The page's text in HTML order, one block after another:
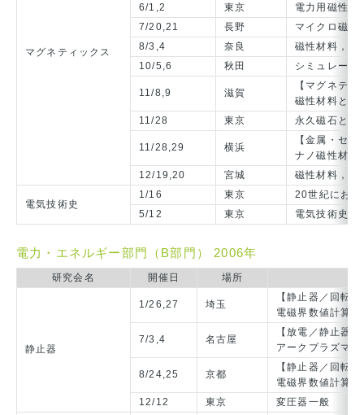
マグネティックス
6/1,2
東京
電力用磁性材
7/20,21
長野
マイクロ磁気
8/3,4
奈良
磁性材料，ナ
10/5,6
秋田 シミュレーシ
11/8,9 滋賀
【マグネテ
磁性材料と回
11/28
東京 永久磁石とそ
11/28,29 横浜
【金属・セ
ナノ磁性材料
12/19,20
宮城 磁性材料，ナ
電気技術史
1/16 東京
20世紀におけ
5/12
東京 電気技術史（
電力・エネルギー部門（B部門） 2006年
研究会名 開催日 場所
静止器
1/26,27 埼玉
【静止器／回転
電磁界数値計算
7/3,4 名古屋
【放電／静止器
アークプラズマ
8/24,25 京都
【静止器／回転
電磁界数値計算
12/12
東京 変圧器一般